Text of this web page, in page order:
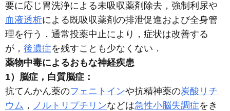
要に応じ胃洗浄による未吸収薬剤除去，強制利尿や
血液透析による既吸収薬剤の排泄促進および全身管
理を行う．通常投薬中止により，症状は改善する
が， 後遺症を残すことも少なくない．
薬物中毒によるおもな神経疾患
1）脳症，白質脳症：
抗てんかん薬のフェニトインや抗精神薬の炭酸リチ
ウム ， ノルトリプチリンなどは急性小脳失調症をき